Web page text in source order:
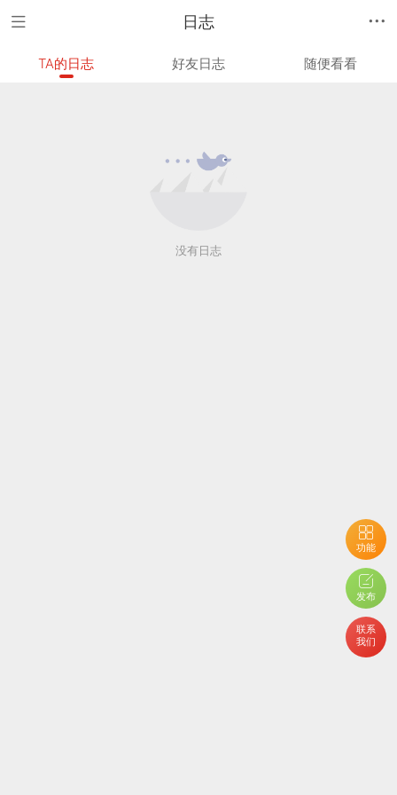
日志
功能
发布
联系
我们
TA的日志 好友日志 随便看看
没有日志